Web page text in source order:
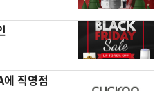
직영점